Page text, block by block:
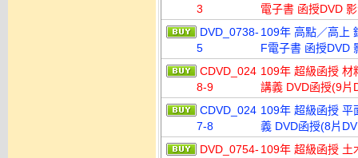
3
電子書 函授DVD
DVD_0738-
5
109年 高點／高上
F電子書 函授DVD
CDVD_024
8-9
109年 超級函授 材
講義 DVD函授(9片
CDVD_024
7-8
109年 超級函授 平
義 DVD函授(8片
DVD_0754- 109年 超級函授 土